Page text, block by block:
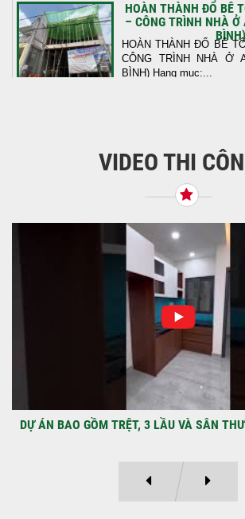
HOÀN THÀNH ĐỔ BÊ
– CÔNG TRÌNH NHÀ Ở
BÌNH)
HOÀN THÀNH ĐỔ BÊ
CÔNG TRÌNH NHÀ Ở
BÌNH) Hạng mục:...
Tiếp nối sự tin tưởng từ
qua Công Ty TNHH
NHẬN CHÌA KHÓA –
TẠI PHƯỜNG
Địa điểm: Đường Lâm
LạcGia chủ: Anh Kỳ Xây
thức hoàn tất và...
VIDEO THI
DỰ ÁN BAO GỒM TRỆT, 3 LẦU VÀ SÂN